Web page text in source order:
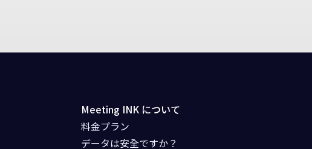
Meeting INK について
料金プラン
データは安全ですか？